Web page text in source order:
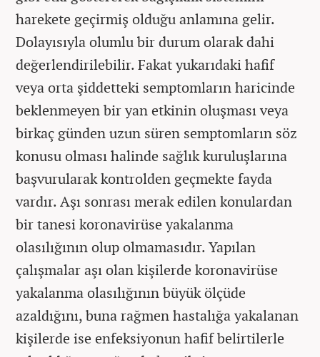
harekete geçirmiş olduğu anlamına gelir.
Dolayısıyla olumlu bir durum olarak dahi
değerlendirilebilir. Fakat yukarıdaki hafif
veya orta şiddetteki semptomların haricinde
beklenmeyen bir yan etkinin oluşması veya
birkaç günden uzun süren semptomların söz
konusu olması halinde sağlık kuruluşlarına
başvurularak kontrolden geçmekte fayda
vardır. Aşı sonrası merak edilen konulardan
bir tanesi koronavirüse yakalanma
olasılığının olup olmamasıdır. Yapılan
çalışmalar aşı olan kişilerde koronavirüse
yakalanma olasılığının büyük ölçüde
azaldığını, buna rağmen hastalığa yakalanan
kişilerde ise enfeksiyonun hafif belirtilerle